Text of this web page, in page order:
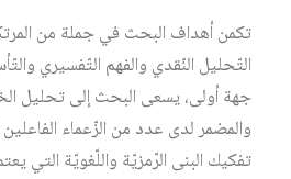
تكمن أهداف البحث في جملة من
التّحليل النّقدي والفهم التّفسيري
جهة أولى، يسعى البحث إلى تحليل
والمضمر لدى عدد من الزّعماء
تفكيك البنى الرّمزيّة واللّغويّة التي